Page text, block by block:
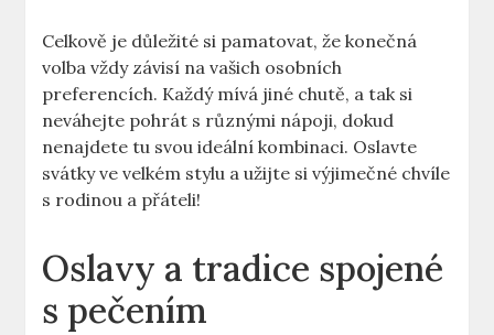
Celkově je důležité si pamatovat, že konečná
volba vždy závisí na vašich osobních
preferencích. Každý mívá jiné chutě, a tak si
neváhejte pohrát s různými nápoji, dokud
nenajdete tu svou ideální kombinaci. Oslavte
svátky ve velkém stylu a užijte si výjimečné chvíle
s rodinou a přáteli!
Oslavy a tradice spojené
s pečením